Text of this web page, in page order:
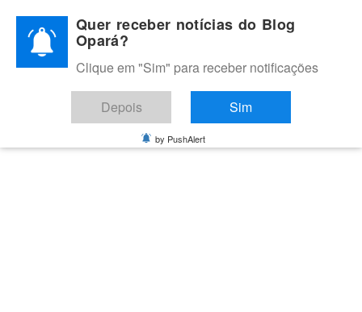
content
BLOG OPARÁ
Melhores notícias de Juazeiro, Petrolina e do Vale do São
Francisco
Quer receber notícias do Blog
Opará?
Clique em "Sim" para receber notificações
Depois Sim
by PushAlert